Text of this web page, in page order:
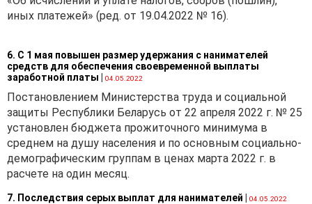
иных платежей» (ред. от 19.04.2022 № 16).
6. С 1 мая повышен размер удержания с нанимателей
средств для обеспечения своевременной выплаты
заработной платы
04.05.2022
Постановлением Министерства труда и социальной
защиты Республики Беларусь от 22 апреля 2022 г. № 25
установлен бюджета прожиточного минимума в
среднем на душу населения и по основным социально-
демографическим группам в ценах марта 2022 г. в
расчете на один месяц.
7. Последствия серых выплат для нанимателей 04.05.2022